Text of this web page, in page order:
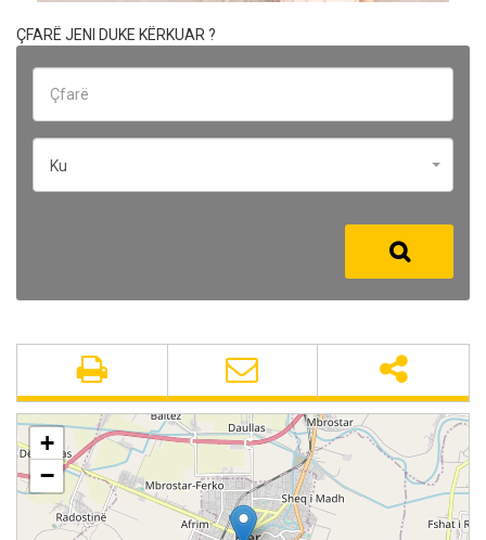
ÇFARË JENI DUKE KËRKUAR ?
Ku
+
−